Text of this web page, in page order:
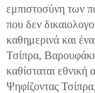
εμπιστοσύνη των
που δεν
καθημερινά και
Τσίπρα,
καθίσταται
Ψηφίζοντας